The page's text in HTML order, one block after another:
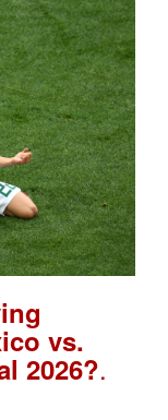
vs.
2026?.